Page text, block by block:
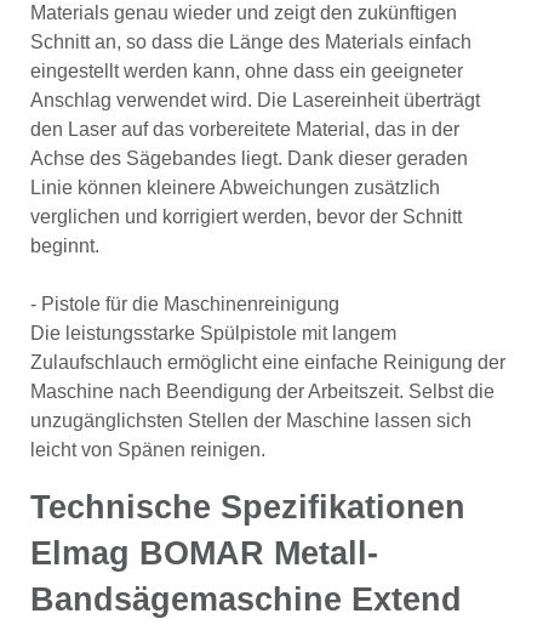
Materials genau wieder und zeigt den zukünftigen
Schnitt an, so dass die Länge des Materials einfach
eingestellt werden kann, ohne dass ein geeigneter
Anschlag verwendet wird. Die Lasereinheit überträgt
den Laser auf das vorbereitete Material, das in der
Achse des Sägebandes liegt. Dank dieser geraden
Linie können kleinere Abweichungen zusätzlich
verglichen und korrigiert werden, bevor der Schnitt
beginnt.
- Pistole für die Maschinenreinigung
Die leistungsstarke Spülpistole mit langem
Zulaufschlauch ermöglicht eine einfache Reinigung der
Maschine nach Beendigung der Arbeitszeit. Selbst die
unzugänglichsten Stellen der Maschine lassen sich
leicht von Spänen reinigen.
Technische Spezifikationen
Elmag BOMAR Metall-
Bandsägemaschine Extend